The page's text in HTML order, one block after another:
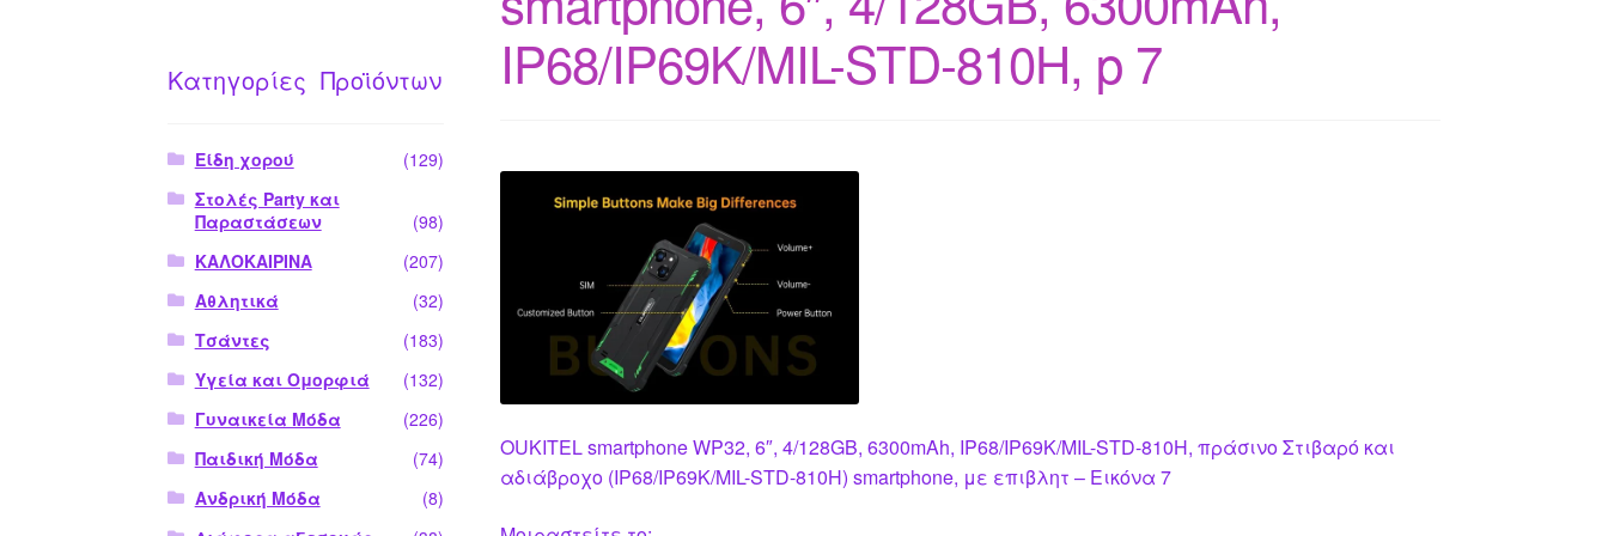
IP68/IP69K/MIL-STD-810H, p 7
OUKITEL smartphone WP32, 6″, 4/128GB, 6300mAh, IP68/IP69K/MIL-STD-810H, πράσινο Στιβαρό και
αδιάβροχο (IP68/IP69K/MIL-STD-810H) smartphone, με επιβλητ – Εικόνα 7
Κατηγορίες Προϊόντων
Είδη χορού
(129)
Στολές Party και
Παραστάσεων
(98)
ΚΑΛΟΚΑΙΡΙΝΑ
(207)
Αθλητικά
(32)
Τσάντες
(183)
Υγεία και Ομορφιά
(132)
Γυναικεία Μόδα
(226)
Παιδική Μόδα
(74)
Ανδρική Μόδα
(8)